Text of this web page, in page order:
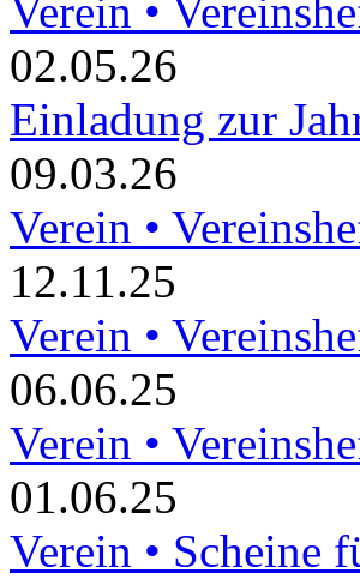
Verein •
02.05.26
Einladung zur
09.03.26
Verein •
12.11.25
Verein •
06.06.25
Verein •
01.06.25
Verein • Scheine